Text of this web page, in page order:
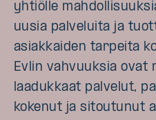
yhtiölle
uusia palveluita ja
asiakkaiden tarpeita
Evlin vahvuuksia ovat
laadukkaat palvelut,
kokenut ja sitoutunut